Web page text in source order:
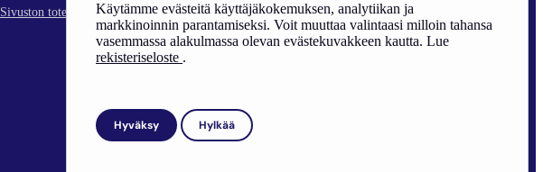
Käytämme evästeitä käyttäjäkokemuksen, analytiikan ja
markkinoinnin parantamiseksi. Voit muuttaa valintaasi milloin tahansa
vasemmassa alakulmassa olevan evästekuvakkeen kautta. Lue
rekisteriseloste .
Hyväksy Hylkää
Sivuston toteutus